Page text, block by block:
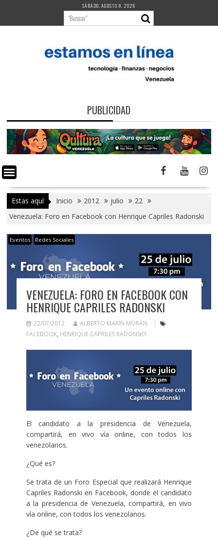
contenido
SÁBADO, AGOSTO 8, 2026
PUBLICIDAD
Estas aquí Inicio 2012 julio
22
Venezuela: Foro en Facebook con Henrique Capriles Radonski
Eventos Redes Sociales
VENEZUELA: FORO EN FACEBOOK CON
HENRIQUE CAPRILES RADONSKI
22/07/2012
ALBERTO MARÍN MORÁN
FACEBOOK, HENRIQUE CAPRILES RADONSKY
El candidato a la presidencia de Venezuela,
compartirá, en vivo vía online, con todos los
venezolanos.
¿Qué es?
Se trata de un Foro Especial que realizará Henrique
Capriles Radonski en Facebook, donde el candidato
a la presidencia de Venezuela, compartirá, en vivo
vía online, con todos los venezolanos.
¿De qué se trata?